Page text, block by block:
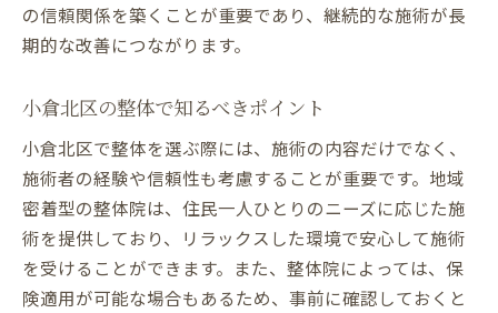
の信頼関係を築くことが重要であり、継続的な施術が長
期的な改善につながります。
小倉北区の整体で知るべきポイント
小倉北区で整体を選ぶ際には、施術の内容だけでなく、
施術者の経験や信頼性も考慮することが重要です。地域
密着型の整体院は、住民一人ひとりのニーズに応じた施
術を提供しており、リラックスした環境で安心して施術
を受けることができます。また、整体院によっては、保
険適用が可能な場合もあるため、事前に確認しておくと